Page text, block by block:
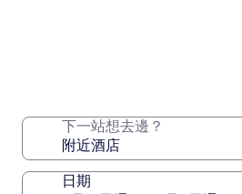
下一站想去邊？
日期